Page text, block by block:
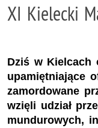
XI Kielecki
Dziś w Kielcach
upamiętniające
zamordowane
wzięli udział
mundurowych,